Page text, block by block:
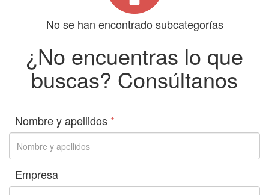
No se han encontrado subcategorías
¿No encuentras lo que
buscas? Consúltanos
Nombre y apellidos *
Empresa